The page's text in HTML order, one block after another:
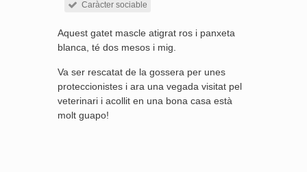
Caràcter sociable
Aquest gatet mascle atigrat ros i panxeta
blanca, té dos mesos i mig.
Va ser rescatat de la gossera per unes
proteccionistes i ara una vegada visitat pel
veterinari i acollit en una bona casa està
molt guapo!